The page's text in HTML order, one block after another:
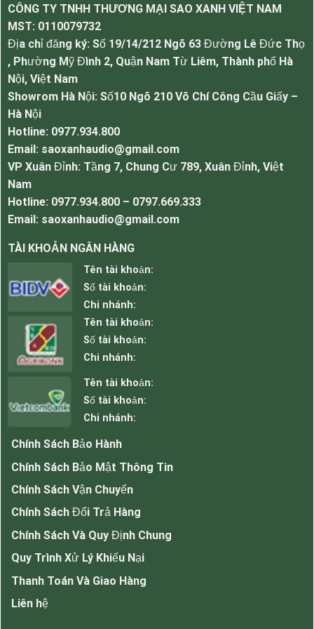
lượng, kỹ thuật, thiết kế kiểu dáng và độ bền sản
phẩm. Mỗi 1 chiếc loa công suất 10w này có độ
phủ âm là 10m2 với chất âm nhẹ nhàng tinh tế,
bass ấm, lời rõ chuyên cho nghe nhạc và thông
báo.
Loa âm trần 10w thiết kế đẹp, âm thanh hay tuyệt vời
Thông số kỹ thuật.
– Đầu vào: 70W/100V
– Công suất: 10W
– Độ nhạy: 92 ± 2dB
– Kích thước: 188mm × 76mm
– Trọng lượng: ~ 0,52 Kg
– Chất liệu: Nhựa cao cấp Polypropylene, màu
trắng
– Loa Gắn theo: Phương pháp kẹp
– Có kích thước cho sửa lỗ gắn lỗ : 165 ± 5 mm
2. Amply FMC 60W.
CÔNG TY TNHH THƯƠNG MẠI SAO XANH VIỆT NAM
MST: 0110079732
Địa chỉ đăng ký: Số 19/14/212 Ngõ 63 Đường Lê Đức Thọ
, Phường Mỹ Đình 2, Quận Nam Từ Liêm, Thành phố Hà
Nội, Việt Nam
Showrom Hà Nội: Số10 Ngõ 210 Võ Chí Công Cầu Giấy –
Hà Nội
Hotline: 0977.934.800
Email: saoxanhaudio@gmail.com
VP Xuân Đỉnh: Tầng 7, Chung Cư 789, Xuân Đỉnh, Việt
Nam
Hotline: 0977.934.800 – 0797.669.333
Email: saoxanhaudio@gmail.com
TÀI KHOẢN NGÂN HÀNG
Tên tài khoản:
Số tài khoản:
Chi nhánh:
Tên tài khoản:
Số tài khoản:
Chi nhánh:
Tên tài khoản:
Số tài khoản:
Chi nhánh:
Chính Sách Bảo Hành
Chính Sách Bảo Mật Thông Tin
Chính Sách Vận Chuyển
Chính Sách Đổi Trả Hàng
Chính Sách Và Quy Định Chung
Quy Trình Xử Lý Khiếu Nại
Thanh Toán Và Giao Hàng
Liên hệ